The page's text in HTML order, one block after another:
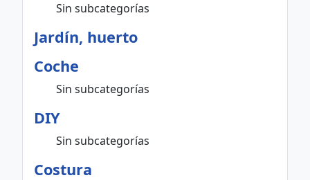
Sin subcategorías
Jardín, huerto
Coche
Sin subcategorías
DIY
Sin subcategorías
Costura